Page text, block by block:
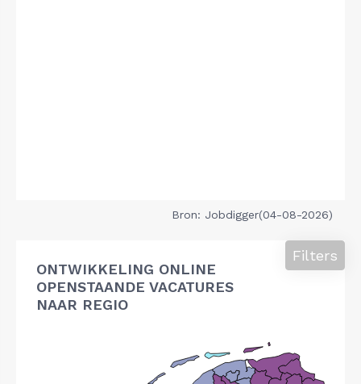
Bron: Jobdigger(04-08-2026)
ONTWIKKELING ONLINE
OPENSTAANDE VACATURES
NAAR REGIO
Filters